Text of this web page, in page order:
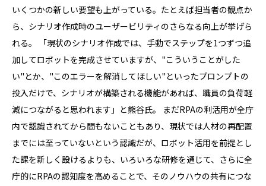
いくつかの新しい要望も上がっている。たとえば担当者の観点か
ら、シナリオ作成時のユーザービリティのさらなる向上が挙げら
れる。 「現状のシナリオ作成では、手動でステップを1つずつ追
加してロボットを完成させていますが、"こういうことがした
い"とか、"このエラーを解消してほしい"といったプロンプトの
投入だけで、シナリオが構築される機能があれば、職員の負荷軽
減につながると思われます」と熊谷氏。 まだRPAの利活用が全庁
内で認識されてから間もないこともあり、現状では人材の再配置
までには至っていないという認識だが、ロボット活用を前提とし
た課を新しく設けるよりも、いろいろな研修を通じて、さらに全
庁的にRPAの認知度を高めることで、そのノウハウの共有につな